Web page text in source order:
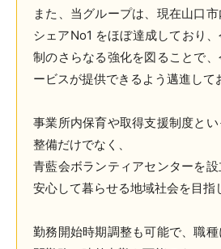
また、当グループは、現在山口
シェアNo1 をほぼ達成しており
制のさらなる強化を図ることで
ービスが提供できるよう邁進して
事業所内保育や取得支援制度と
整備だけでなく、
青藍会ボランティアセンターを
安心して暮らせる地域社会を目指
勤務開始時期調整も可能で、職